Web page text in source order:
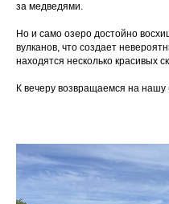
за медведями.
Но и само озеро достойно
вулканов, что создает
находятся несколько красивых
К вечеру возвращаемся на нашу